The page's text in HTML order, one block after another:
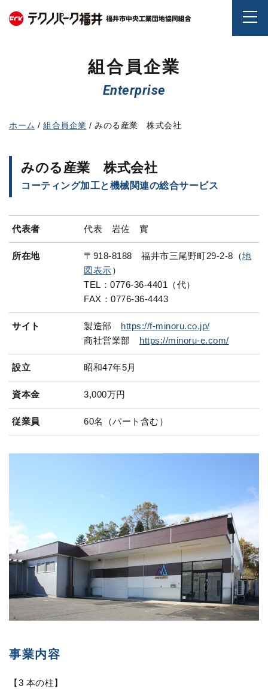
の
工
団
協
組
合
組合員企業
Enterprise
ホーム 組合員企業 みのる産業 株式会社
みのる産業 株式会社
コーティング加工と機械関連の総合サービス
代表者 代表 岩佐 實
所在地 〒918-8188 福井市三尾野町29-2-8（地
図表示）
TEL：0776-36-4401（代）
FAX：0776-36-4443
サイト 製造部 https://f-minoru.co.jp/
商社営業部 https://minoru-e.com/
設立 昭和47年5月
資本金 3,000万円
従業員 60名（パート含む）
事業内容
【3 本の柱】